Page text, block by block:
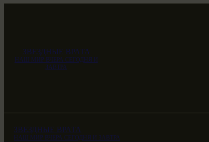
ЗВЕЗДНЫЕ ВРАТА
НАШ МИР ВЧЕРА СЕГОДНЯ И
ЗАВТРА
ЗВЕЗДНЫЕ ВРАТА
НАШ МИР ВЧЕРА СЕГОДНЯ И ЗАВТРА